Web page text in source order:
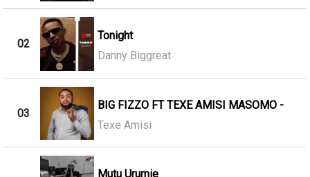
02
Tonight
Danny Biggreat
03
BIG FIZZO FT TEXE AMISI MASOMO -
Texe Amisi
Mutu Urumie